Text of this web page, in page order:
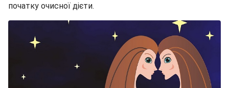
початку очисної дієти.